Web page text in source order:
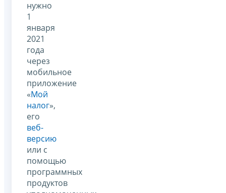
нужно
1
января
2021
года
через
мобильное
приложение
«Мой
налог»,
его
веб-
версию
или с
помощью
программных
продуктов